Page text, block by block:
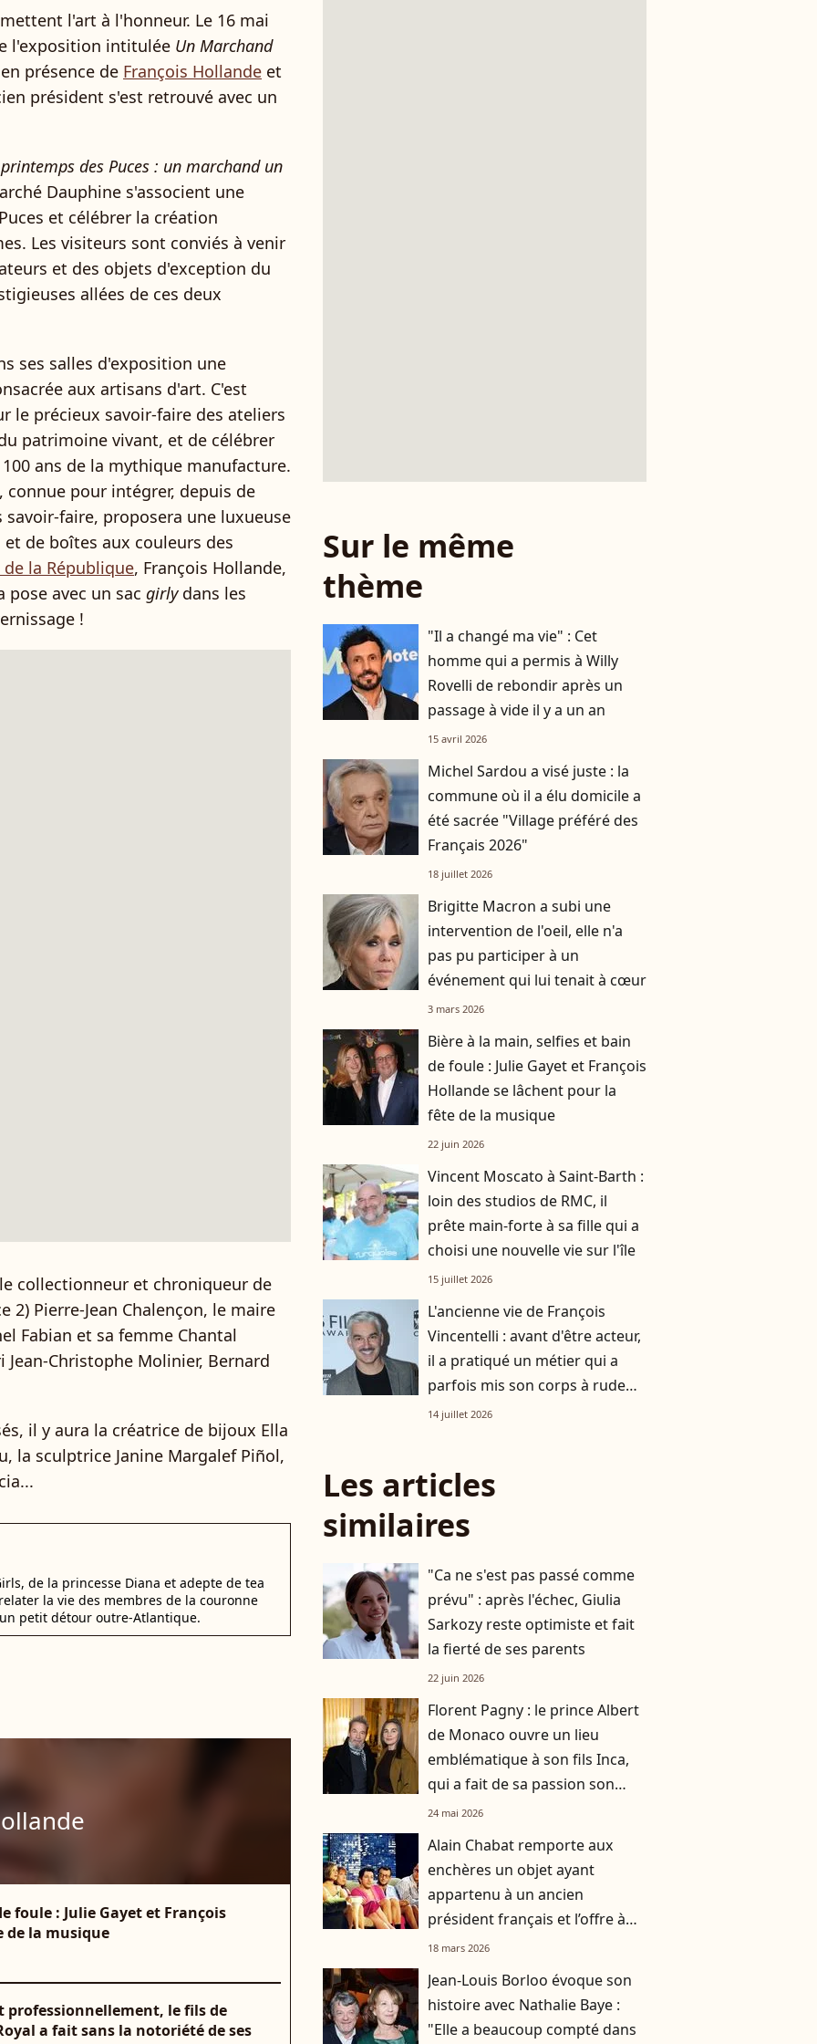
l'art à l'honneur. Le 16 mai
l'exposition intitulée Un Marchand
présence de François Hollande et
président s'est retrouvé avec un
des Puces : un marchand un
Dauphine s'associent une
et célébrer la création
Les visiteurs sont conviés à venir
et des objets d'exception du
allées de ces deux
ses salles d'exposition une
aux artisans d'art. C'est
le précieux savoir-faire des ateliers
patrimoine vivant, et de célébrer
ans de la mythique manufacture.
connue pour intégrer, depuis de
faire, proposera une luxueuse
de boîtes aux couleurs des
la République, François Hollande,
avec un sac girlydans les
!
collectionneur et chroniqueur de
2) Pierre-Jean Chalençon, le maire
Fabian et sa femme Chantal
Christophe Molinier, Bernard
il y aura la créatrice de bijoux Ella
la sculptrice Janine Margalef Piñol,
de la princesse Diana et adepte de tea
la vie des membres de la couronne
petit détour outre-Atlantique.
foule : Julie Gayet et François
de la musique
professionnellement, le fils de
a fait sans la notoriété de ses
Sur le même
thème
"Il a changé ma vie" : Cet
homme qui a permis à Willy
Rovelli de rebondir après un
passage à vide il y a un an
15 avril 2026
Michel Sardou a visé juste : la
commune où il a élu domicile a
été sacrée "Village préféré des
Français 2026"
18 juillet 2026
Brigitte Macron a subi une
intervention de l'oeil, elle n'a
pas pu participer à un
événement qui lui tenait à cœur
3 mars 2026
Bière à la main, selfies et bain
de foule : Julie Gayet et François
Hollande se lâchent pour la
fête de la musique
22 juin 2026
Vincent Moscato à Saint-Barth :
loin des studios de RMC, il
prête main-forte à sa fille qui a
choisi une nouvelle vie sur l'île
15 juillet 2026
L'ancienne vie de François
Vincentelli : avant d'être acteur,
il a pratiqué un métier qui a
parfois mis son corps à rude
épreuve, la preuve en images
14 juillet 2026
Les articles
similaires
"Ca ne s'est pas passé comme
prévu" : après l'échec, Giulia
Sarkozy reste optimiste et fait
la fierté de ses parents
22 juin 2026
Florent Pagny : le prince Albert
de Monaco ouvre un lieu
emblématique à son fils Inca,
qui a fait de sa passion son
métier
24 mai 2026
Alain Chabat remporte aux
enchères un objet ayant
appartenu à un ancien
président français et l’offre à
Marina Foïs
18 mars 2026
Jean-Louis Borloo évoque son
histoire avec Nathalie Baye :
"Elle a beaucoup compté dans